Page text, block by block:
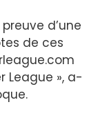
d’une
de ces
League », a-